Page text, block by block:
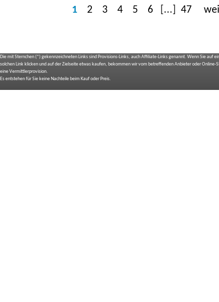
1 2 3 4 5 6 [...] 47
Die mit Sternchen (*) gekennzeichneten Links sind Provisions-Links, auch Affiliate-Links genannt. Wenn Sie auf
solchen Link klicken und auf der Zielseite etwas kaufen, bekommen wir vom betreffenden Anbieter oder Online-
eine Vermittlerprovision.
Es entstehen für Sie keine Nachteile beim Kauf oder Preis.